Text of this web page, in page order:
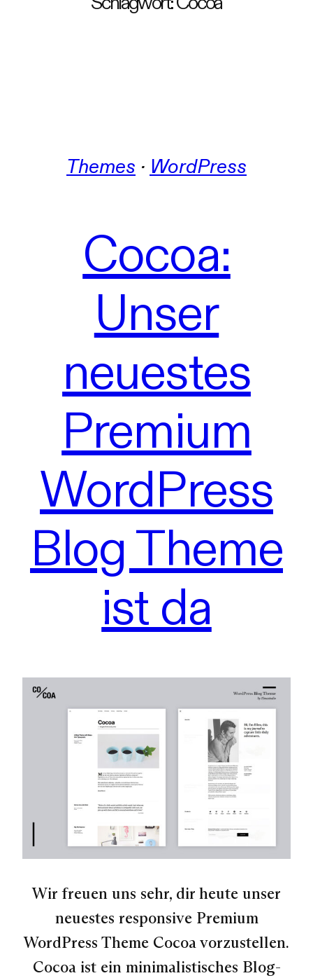
Themes · WordPress
Cocoa:
Unser
neuestes
Premium
WordPress
Blog Theme
ist da
Wir freuen uns sehr, dir heute unser
neuestes responsive Premium
WordPress Theme Cocoa vorzustellen.
Cocoa ist ein minimalistisches Blog-